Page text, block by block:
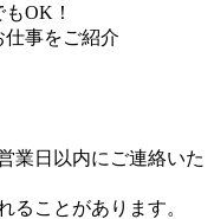
OK！
事をご紹介
業日以内にご連絡いた
ることがあります。